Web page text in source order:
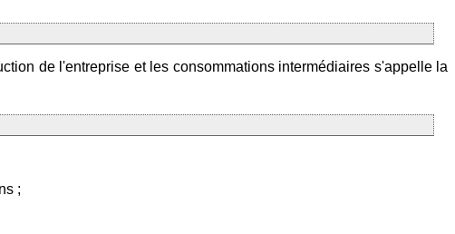
de l'entreprise et les consommations intermédiaires s'appelle la
;